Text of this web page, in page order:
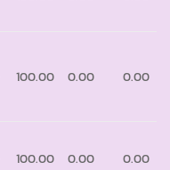
100.00 0.00 0.00
100.00 0.00 0.00